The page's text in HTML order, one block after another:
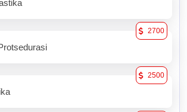
2700
2500